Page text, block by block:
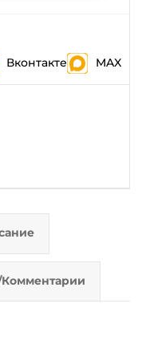
Вконтакте MAX